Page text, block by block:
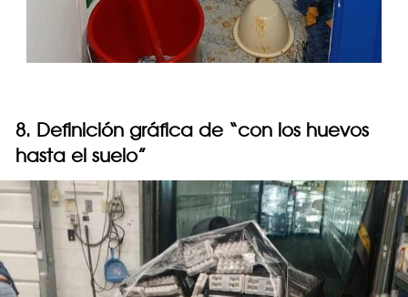
8. Definición gráfica de “con los huevos
hasta el suelo”